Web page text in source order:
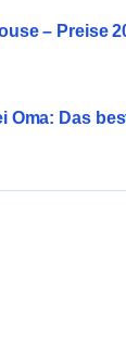
– Preise
Oma: Das